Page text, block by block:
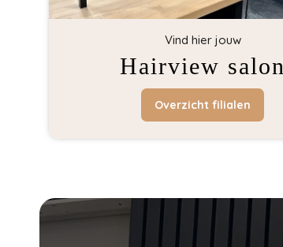
Vind hier jouw
Hairview salon
Overzicht filialen